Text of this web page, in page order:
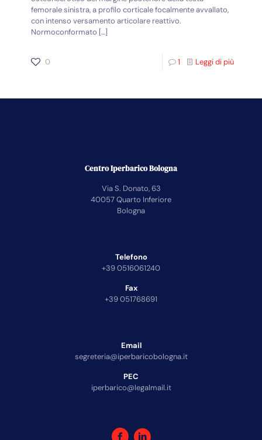
femorale sinistra, a profilo corticale focalmente avvallato,
con intenso versamento articolare reattivo.
Normoconformato […]
0 1 Leggi di più
Centro Iperbarico Bologna
Via S. Donato, 63
40057 Quarto Inferiore
Bologna
Telefono
+39 0516061240
Fax
+39 051768691
Email
segreteria@iperbaricobologna.it
PEC
iperbarico@legalmail.it